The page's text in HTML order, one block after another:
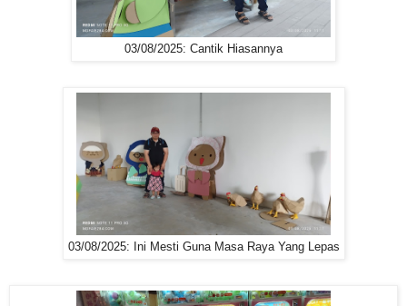
03/08/2025: Cantik Hiasannya
03/08/2025: Ini Mesti Guna Masa Raya Yang Lepas